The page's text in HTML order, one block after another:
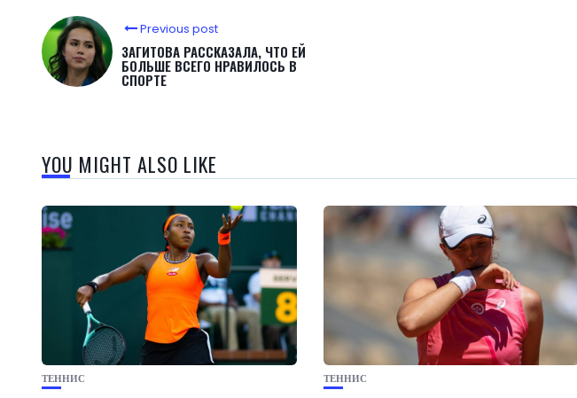
Previous post
ЗАГИТОВА РАССКАЗАЛА, ЧТО ЕЙ
БОЛЬШЕ ВСЕГО НРАВИЛОСЬ В
СПОРТЕ
YOU MIGHT ALSO LIKE
ТЕННИС ТЕННИС